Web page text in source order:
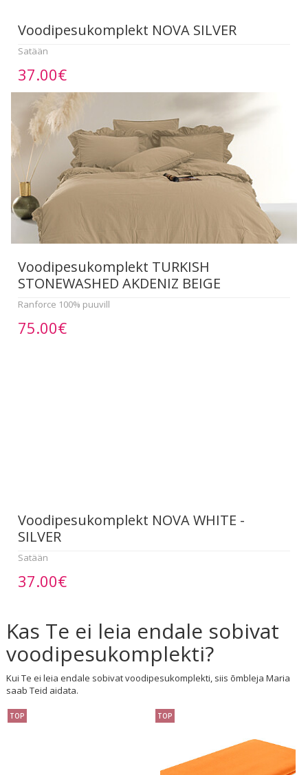
Voodipesukomplekt NOVA SILVER
Satään
37.00€
Voodipesukomplekt TURKISH
STONEWASHED AKDENIZ BEIGE
Ranforce 100% puuvill
75.00€
Voodipesukomplekt NOVA WHITE -
SILVER
Satään
37.00€
Kas Te ei leia endale sobivat
voodipesukomplekti?
Kui Te ei leia endale sobivat voodipesukomplekti, siis õmbleja Maria
saab Teid aidata.
TOP TOP